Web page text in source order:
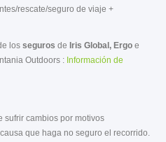
rescate/seguro de viaje +
los seguros de Iris Global, Ergo e
Outdoors : Información de
sufrir cambios por motivos
que haga no seguro el recorrido.